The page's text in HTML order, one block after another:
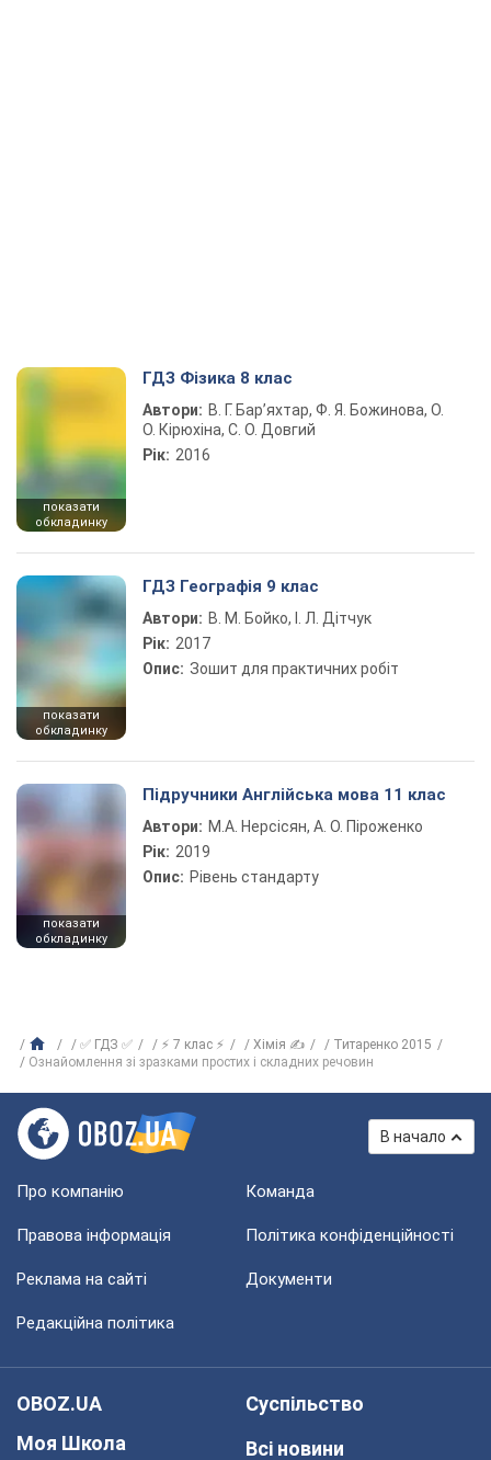
показати
обкладинку
ГДЗ Фізика 8 клас
Автори: В. Г. Бар’яхтар, Ф. Я. Божинова, О.
О. Кірюхіна, С. О. Довгий
Рік: 2016
показати
обкладинку
ГДЗ Географія 9 клас
Автори: В. М. Бойко, І. Л. Дітчук
Рік: 2017
Опис: Зошит для практичних робіт
показати
обкладинку
Підручники Англійська мова 11 клас
Автори: М.А. Нерсісян, А. О. Піроженко
Рік: 2019
Опис: Рівень стандарту
✅ ГДЗ ✅ ⚡ 7 клас ⚡ Хімія ✍
Титаренко 2015
Ознайомлення зі зразками простих і складних речовин
В начало
Про компанію Команда
Правова інформація Політика конфіденційності
Реклама на сайті Документи
Редакційна політика
OBOZ.UA
Моя Школа
Суспільство
Всі новини